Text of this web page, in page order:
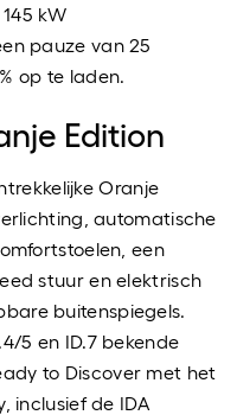
kW
pauze van 25
op te laden.
Edition
Oranje
automatische
een
stuur en elektrisch
buitenspiegels.
5 en ID.7 bekende
to Discover met het
inclusief de IDA